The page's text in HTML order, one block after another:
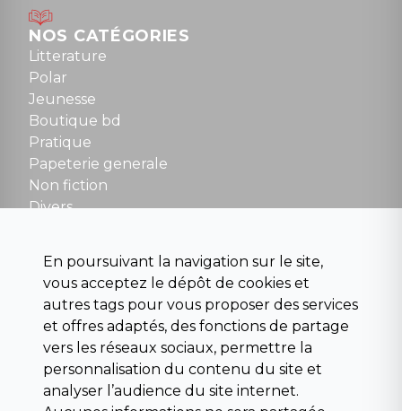
Mardi au samedi : 10h à 13h / 14h à 19h
Dimanche : 10h30 à 12h30
Tel : 01 48 89 13 88
Fermé le dimanche en Juillet et Août
NOUS CONTACTER
contact@la-griffe-noire.com
NOS CATÉGORIES
Litterature
Polar
Jeunesse
Boutique bd
Pratique
Papeterie generale
Non fiction
Divers
Para scolaire
Histoire
Pochoteque
Pleiade
En poursuivant la navigation sur le site,
vous acceptez le dépôt de cookies et
autres tags pour vous proposer des services
et offres adaptés, des fonctions de partage
vers les réseaux sociaux, permettre la
personnalisation du contenu du site et
analyser l’audience du site internet.